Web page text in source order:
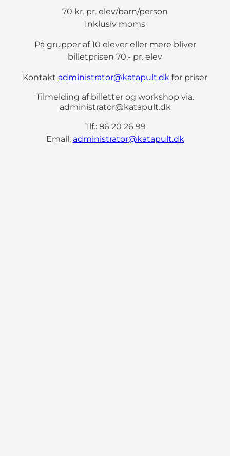
70 kr. pr. elev/barn/person
Inklusiv moms
På grupper af 10 elever eller mere bliver
billetprisen 70,- pr. elev
Kontakt administrator@katapult.dk for priser
Tilmelding af billetter og workshop via.
administrator@katapult.dk
Tlf.: 86 20 26 99
Email: administrator@katapult.dk